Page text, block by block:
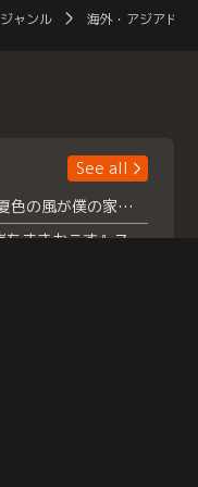
ジャンル 海外・アジアドラ
See all
浮所飛貴主演！ 【夏色の風が僕の家にやってきた】 本日よりテラサで独占配信スタート！
『夏色の雲が恋と嵐をまきおこす』スペシャルメイキング 【Part1】2026年７月18日（土）23時30分～配信スタート！話題のシーンの裏側を大公開！豪華キャスト大集合！ 『武宮家 真夏の家族会議』開催！